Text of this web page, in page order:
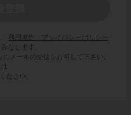
利用規約・プライバシーポリシー
なします。
メールの受信を許可して下さい。
ださい。